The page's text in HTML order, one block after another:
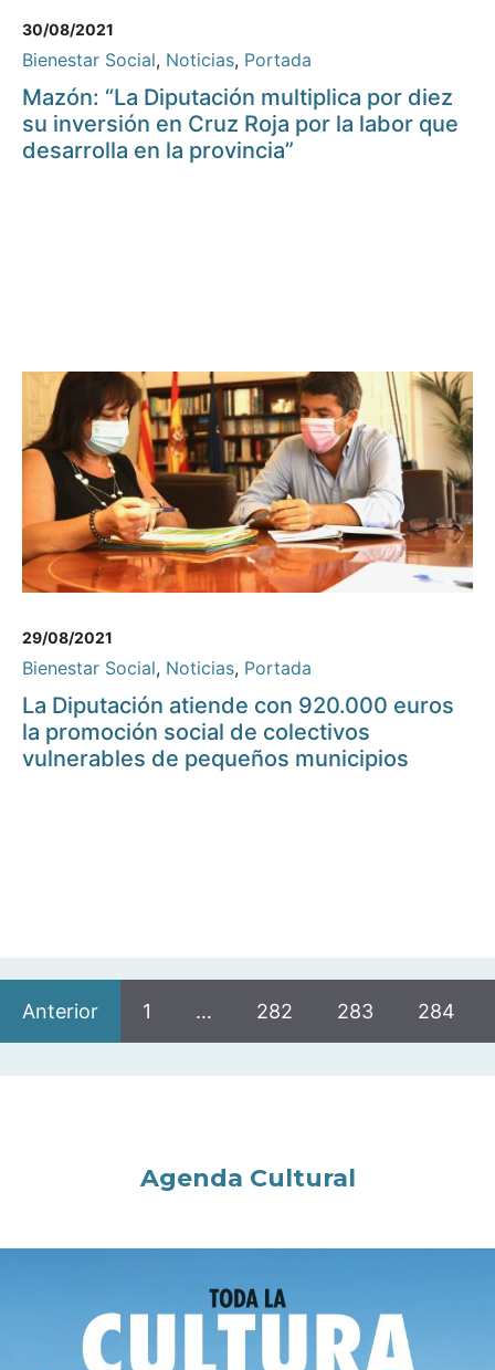
30/08/2021
Bienestar Social, Noticias, Portada
Mazón: “La Diputación multiplica por diez
su inversión en Cruz Roja por la labor que
desarrolla en la provincia”
29/08/2021
Bienestar Social, Noticias, Portada
La Diputación atiende con 920.000 euros
la promoción social de colectivos
vulnerables de pequeños municipios
Anterior 1 … 282 283 284
Agenda Cultural